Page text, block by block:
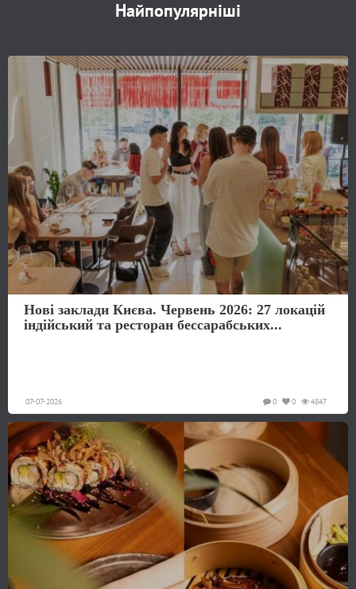
Найпопулярніші
Нові заклади Києва. Червень 2026: 27 локацій
індійський та ресторан бессарабських...
07-07-2026 4847
0
0